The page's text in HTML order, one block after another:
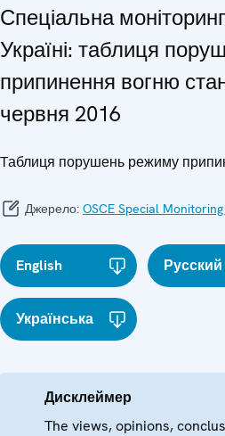
Спеціальна
Україні: таблиця
припинення вогню
червня 2016
Tаблиця порушень режиму
Джерело: OSCE Special
English Русский
Українська
Дисклеймер
The views, opinions,